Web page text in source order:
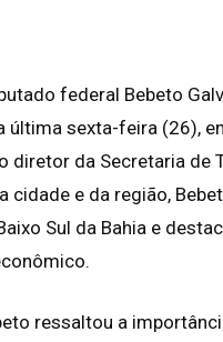
federal Bebeto
última sexta-feira (26),
diretor da Secretaria de
cidade e da região,
Sul da Bahia e
ressaltou a